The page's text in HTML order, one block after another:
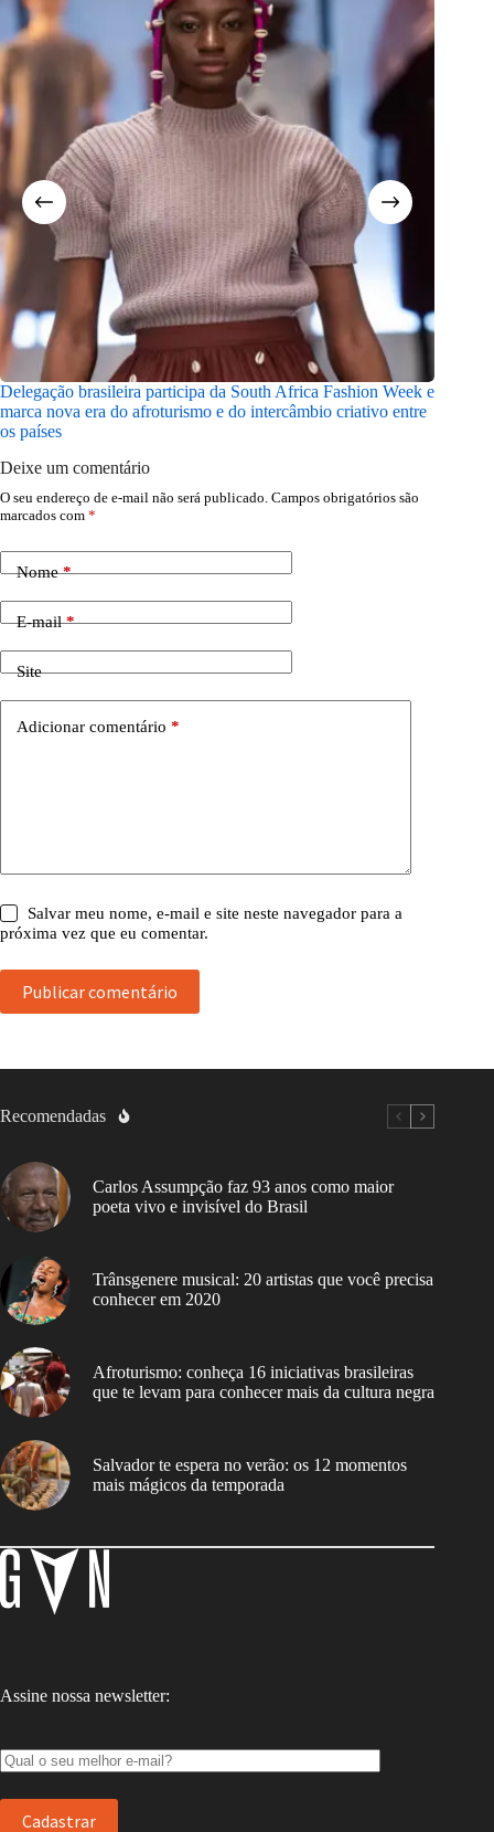
Delegação brasileira participa da South Africa Fashion Week e
marca nova era do afroturismo e do intercâmbio criativo entre
os países
Deixe um comentário
O seu endereço de e-mail não será publicado. Campos obrigatórios são
marcados com *
Nome*
E-mail*
Site
Adicionar comentário *
Salvar meu nome, e-mail e site neste navegador para a
próxima vez que eu comentar.
Publicar comentário
Recomendadas
Carlos Assumpção faz 93 anos como maior
poeta vivo e invisível do Brasil
Trânsgenere musical: 20 artistas que você precisa
conhecer em 2020
Afroturismo: conheça 16 iniciativas brasileiras
que te levam para conhecer mais da cultura negra
Salvador te espera no verão: os 12 momentos
mais mágicos da temporada
Assine nossa newsletter: